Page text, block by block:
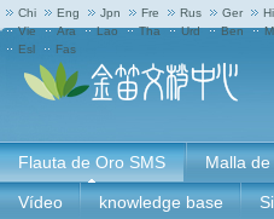
Chi Eng Jpn Fre Rus Ger
Vie
Ara Lao Tha Urd Ben
Esl
Fas
Flauta de Oro SMS Malla
Vídeo knowledge base